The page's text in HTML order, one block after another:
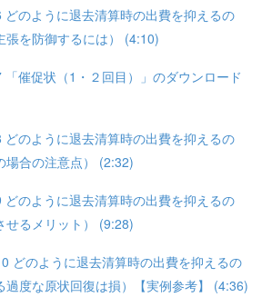
どのように退去清算時の出費を抑えるの
張を防御するには） (4:10)
催促状（1・２回目）」のダウンロード
どのように退去清算時の出費を抑えるの
場合の注意点） (2:32)
どのように退去清算時の出費を抑えるの
せるメリット） (9:28)
どのように退去清算時の出費を抑えるの
過度な原状回復は損）【実例参考】 (4:36)